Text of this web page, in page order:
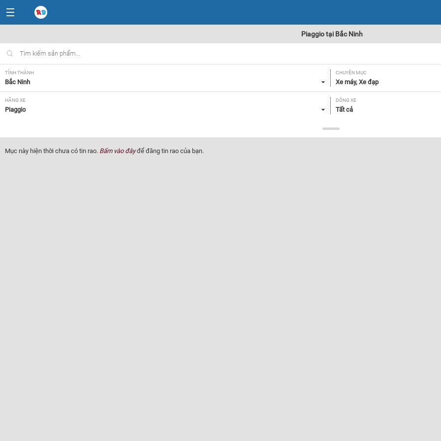
Piaggio tại Bắc Ninh
TỈNH THÀNH
Bắc Ninh
CHUYÊN MỤC
Xe máy, Xe đạp
HÃNG XE
Piaggio
DÒNG XE
Tất cả
Tất cả
GIÁ
Tất cả
Mục này hiện thời chưa có tin rao. Bấm vào đâyđể đăng tin rao của bạn.